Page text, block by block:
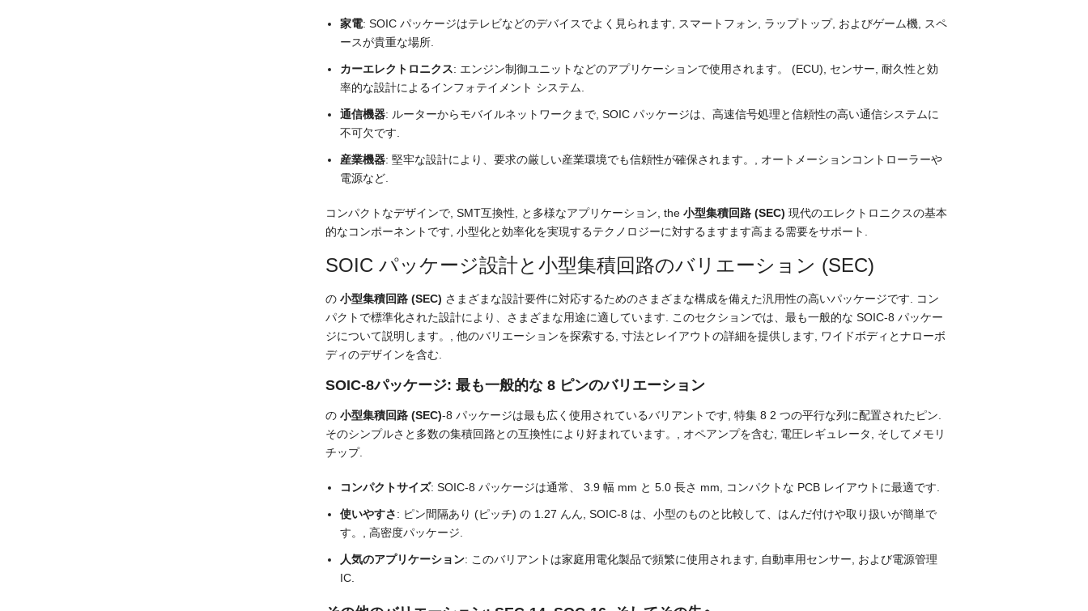
家電: SOIC パッケージはテレビなどのデバイスでよく見られます, スマートフォン, ラップトップ, およびゲーム機, スペ
ースが貴重な場所.
カーエレクトロニクス: エンジン制御ユニットなどのアプリケーションで使用されます。 (ECU), センサー, 耐久性と効
率的な設計によるインフォテイメント システム.
通信機器: ルーターからモバイルネットワークまで, SOIC パッケージは、高速信号処理と信頼性の高い通信システムに
不可欠です.
産業機器: 堅牢な設計により、要求の厳しい産業環境でも信頼性が確保されます。, オートメーションコントローラーや
電源など.
コンパクトなデザインで, SMT互換性, と多様なアプリケーション, the 小型集積回路 (SEC) 現代のエレクトロニクスの基本
的なコンポーネントです, 小型化と効率化を実現するテクノロジーに対するますます高まる需要をサポート.
SOIC パッケージ設計と小型集積回路のバリエーション (SEC)
の 小型集積回路 (SEC) さまざまな設計要件に対応するためのさまざまな構成を備えた汎用性の高いパッケージです. コン
パクトで標準化された設計により、さまざまな用途に適しています. このセクションでは、最も一般的な SOIC-8 パッケー
ジについて説明します。, 他のバリエーションを探索する, 寸法とレイアウトの詳細を提供します, ワイドボディとナローボ
ディのデザインを含む.
SOIC-8パッケージ: 最も一般的な 8 ピンのバリエーション
の 小型集積回路 (SEC)-8 パッケージは最も広く使用されているバリアントです, 特集 8 2 つの平行な列に配置されたピン.
そのシンプルさと多数の集積回路との互換性により好まれています。, オペアンプを含む, 電圧レギュレータ, そしてメモリ
チップ.
コンパクトサイズ: SOIC-8 パッケージは通常、 3.9 幅 mm と 5.0 長さ mm, コンパクトな PCB レイアウトに最適です.
使いやすさ: ピン間隔あり (ピッチ) の 1.27 んん, SOIC-8 は、小型のものと比較して、はんだ付けや取り扱いが簡単で
す。, 高密度パッケージ.
人気のアプリケーション: このバリアントは家庭用電化製品で頻繁に使用されます, 自動車用センサー, および電源管理
IC.